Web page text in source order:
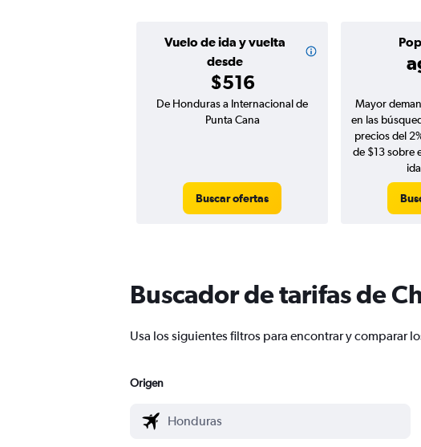
Vuelo de ida y vuelta
desde
$516
De Honduras a Internacional de
Punta Cana
Buscar ofertas
Mayor
en las
precios del
de $13 sobre
Buscador de tarifas de
Usa los siguientes filtros para encontrar y comparar
Origen